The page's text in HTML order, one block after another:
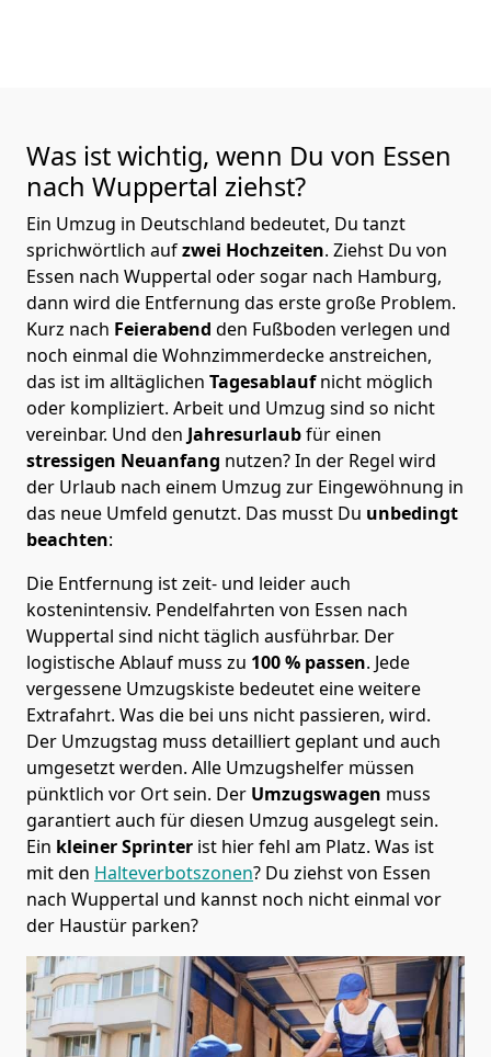
Was ist wichtig, wenn Du von Essen
nach Wuppertal ziehst?
Ein Umzug in Deutschland bedeutet, Du tanzt
sprichwörtlich aufzwei Hochzeiten. Ziehst Du von
Essen nach Wuppertal oder sogar nach Hamburg,
dann wird die Entfernung das erste große Problem.
Kurz nach Feierabend den Fußboden verlegen und
noch einmal die Wohnzimmerdecke anstreichen,
das ist im alltäglichen Tagesablaufnicht möglich
oder kompliziert. Arbeit und Umzug sind so nicht
vereinbar. Und den Jahresurlaubfür einen
stressigen Neuanfang nutzen? In der Regel wird
der Urlaub nach einem Umzug zur Eingewöhnung in
das neue Umfeld genutzt. Das musst Du unbedingt
beachten:
Die Entfernung ist zeit- und leider auch
kostenintensiv. Pendelfahrten von Essen nach
Wuppertal sind nicht täglich ausführbar. Der
logistische Ablauf muss zu 100 % passen. Jede
vergessene Umzugskiste bedeutet eine weitere
Extrafahrt. Was die bei uns nicht passieren, wird.
Der Umzugstag muss detailliert geplant und auch
umgesetzt werden. Alle Umzugshelfer müssen
pünktlich vor Ort sein. Der Umzugswagen muss
garantiert auch für diesen Umzug ausgelegt sein.
Ein kleiner Sprinter ist hier fehl am Platz. Was ist
mit den Halteverbotszonen? Du ziehst von Essen
nach Wuppertal und kannst noch nicht einmal vor
der Haustür parken?